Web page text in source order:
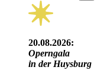
20.08.2026:
Operngala
in der Huysburg